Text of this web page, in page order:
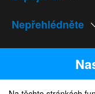
Nepřehlédněte
Naše weby